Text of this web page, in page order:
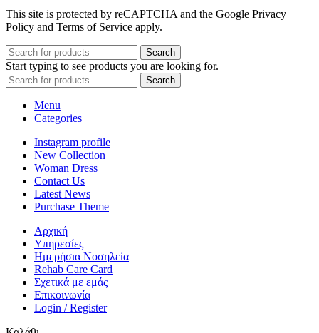
This site is protected by reCAPTCHA and the Google Privacy
Policy and Terms of Service apply.
Search
Start typing to see products you are looking for.
Search
Menu
Categories
Instagram profile
New Collection
Woman Dress
Contact Us
Latest News
Purchase Theme
Αρχική
Υπηρεσίες
Ημερήσια Νοσηλεία
Rehab Care Card
Σχετικά με εμάς
Επικοινωνία
Login / Register